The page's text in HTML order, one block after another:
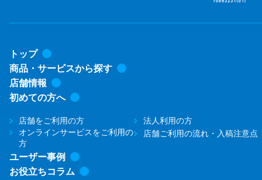
トップ
商品・サービスから探す
店舗情報
初めての方へ
店舗をご利用の方
法人利用の方
オンラインサービスをご利用の
方
店舗ご利用の流れ・入稿注意点
ユーザー事例
お役立ちコラム